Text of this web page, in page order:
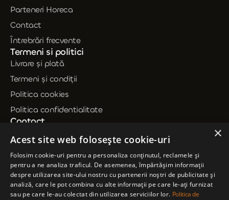
Parteneri Horeca
Contact
Întrebrări frecvente
Termeni si politici
Livrare și plată
Termeni și condiții
Politica cookies
Politica confidentialitate
Contact
Mihai Viteazul 26, Polovragi, Jud. Gorj
×
Acest site web folosește cookie-uri
Folosim cookie-uri pentru a personaliza conținutul, reclamele și
pentru a ne analiza traficul. De asemenea, împărtășim informații
despre utilizarea site-ului nostru cu partenerii noștri de publicitate și
analiză, care le pot combina cu alte informații pe care le-ați furnizat
sau pe care le-au colectat din utilizarea serviciilor lor. Politica de